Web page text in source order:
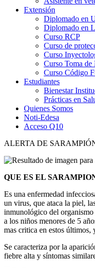
Extensión
Diplomado en
Diplomado en
Curso RCP
Curso de
Curso
Curso Toma de
Curso Código
Estudiantes
Bienestar
Prácticas en
Quienes Somos
Noti-Edesa
Acceso Q10
ALERTA DE
QUE ES EL
Es una enfermedad
un virus, que ataca la piel,
inmunológico del
a los niños menores de 5
mas critica en estos últimos,
Se caracteriza por la
fiebre alta y síntomas